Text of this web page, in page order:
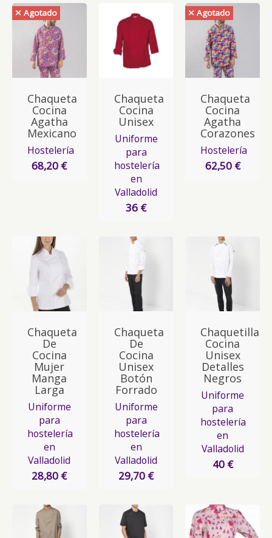
Agotado
Chaqueta
Cocina
Agatha
Mexicano
Hostelería
68,20 €
Chaqueta
Cocina
Unisex
Uniforme
para
hostelería
en
Valladolid
36 €
Agotado
Chaqueta
Cocina
Agatha
Corazones
Hostelería
62,50 €
Chaqueta
De
Cocina
Mujer
Manga
Larga
Uniforme
para
hostelería
en
Valladolid
28,80 €
Chaqueta
De
Cocina
Unisex
Botón
Forrado
Uniforme
para
hostelería
en
Valladolid
29,70 €
Chaquetilla
Cocina
Unisex
Detalles
Negros
Uniforme
para
hostelería
en
Valladolid
40 €